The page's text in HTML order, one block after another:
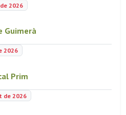
2026
Guimerà
2026
Prim
de 2026